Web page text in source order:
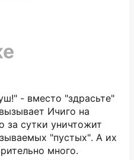
- вместо "здрасьте"
Ичиго на
за сутки уничтожит
"пустых". А их
много.